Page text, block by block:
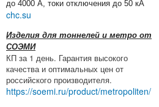
до 4000 А, токи отключения до 50 кА
chc.su
Изделия для тоннелей и метро от
СОЭМИ
КП за 1 день. Гарантия высокого
качества и оптимальных цен от
российского производителя.
https://soemi.ru/product/metropoliten/